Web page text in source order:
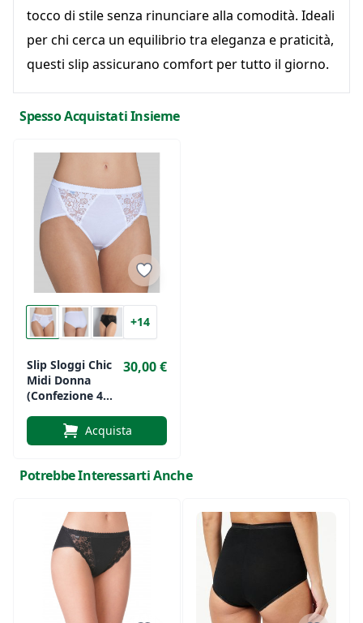
tocco di stile senza rinunciare alla comodità. Ideali
per chi cerca un equilibrio tra eleganza e praticità,
questi slip assicurano comfort per tutto il giorno.
Spesso Acquistati Insieme
+14
Slip Sloggi Chic
Midi Donna
(confezione 4
30,00 €
Acquista
Potrebbe Interessarti Anche